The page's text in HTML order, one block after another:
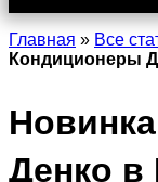
Главная » Все
Кондиционеры
Денко в